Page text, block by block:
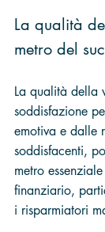
La qualità
metro del
La qualità della
soddisfazione
emotiva e dalle
soddisfacenti,
metro
finanziario,
i risparmiatori